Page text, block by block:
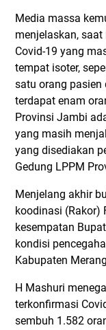
Media massa
menjelaskan,
Covid-19 yang
tempat isoter,
satu orang pasien
terdapat enam
Provinsi Jambi
yang masih
yang disediakan
Gedung LPPM
Menjelang akhir
koodinasi (Rakor)
kesempatan
kondisi
Kabupaten
H Mashuri
terkonfirmasi
sembuh 1.582